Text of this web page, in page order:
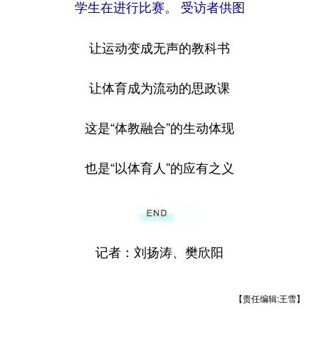
学生在进行比赛。 受访者供图
让运动变成无声的教科书
让体育成为流动的思政课
这是“体教融合”的生动体现
也是“以体育人”的应有之义
记者：刘扬涛、樊欣阳
【责任编辑:王雪】